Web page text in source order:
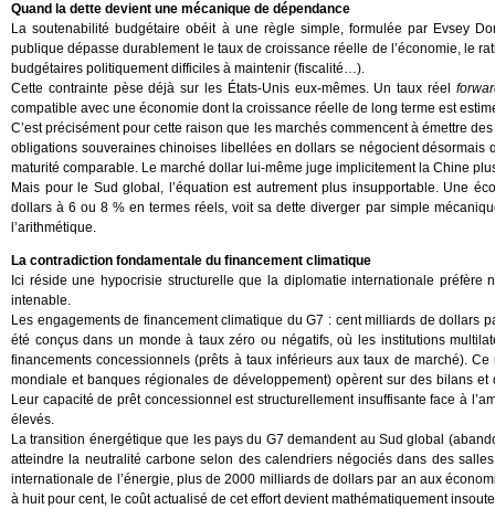
Quand la dette devient une mécanique de dépendance
La soutenabilité budgétaire obéit à une règle simple, formulée par Evsey
publique dépasse durablement le taux de croissance réelle de l’économie, le
budgétaires politiquement difficiles à maintenir (fiscalité…).
Cette contrainte pèse déjà sur les États-Unis eux-mêmes. Un taux réel
compatible avec une économie dont la croissance réelle de long terme est
C’est précisément pour cette raison que les marchés commencent à émettre
obligations souveraines chinoises libellées en dollars se négocient
maturité comparable. Le marché dollar lui-même juge implicitement la Chine
Mais pour le Sud global, l’équation est autrement plus insupportable. Une
dollars à 6 ou 8 % en termes réels, voit sa dette diverger par simple
l’arithmétique.
La contradiction fondamentale du financement climatique
Ici réside une hypocrisie structurelle que la diplomatie internationale
intenable.
Les engagements de financement climatique du G7 : cent milliards de dollars
été conçus dans un monde à taux zéro ou négatifs, où les institutions
financements concessionnels (prêts à taux inférieurs aux taux de marché).
mondiale et banques régionales de développement) opèrent sur des bilans
Leur capacité de prêt concessionnel est structurellement insuffisante face à
élevés.
La transition énergétique que les pays du G7 demandent au Sud global
atteindre la neutralité carbone selon des calendriers négociés dans des
internationale de l’énergie, plus de 2000 milliards de dollars par an aux
à huit pour cent, le coût actualisé de cet effort devient mathématiquement